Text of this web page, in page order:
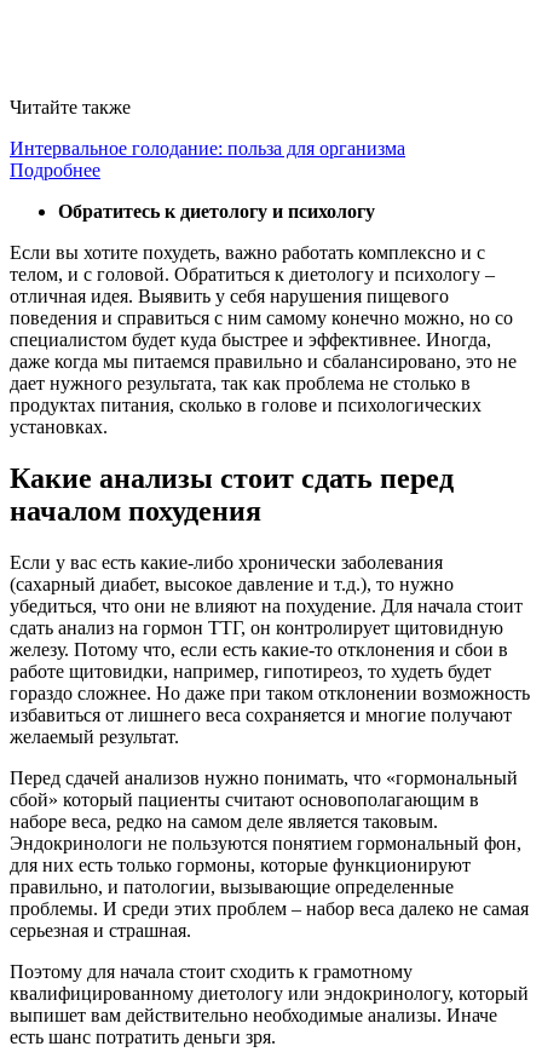
Читайте также
Интервальное голодание: польза для организма
Подробнее
Обратитесь к диетологу и психологу
Если вы хотите похудеть, важно работать комплексно и с
телом, и с головой. Обратиться к диетологу и психологу –
отличная идея. Выявить у себя нарушения пищевого
поведения и справиться с ним самому конечно можно, но со
специалистом будет куда быстрее и эффективнее. Иногда,
даже когда мы питаемся правильно и сбалансировано, это не
дает нужного результата, так как проблема не столько в
продуктах питания, сколько в голове и психологических
установках.
Какие анализы стоит сдать перед
началом похудения
Если у вас есть какие-либо хронически заболевания
(сахарный диабет, высокое давление и т.д.), то нужно
убедиться, что они не влияют на похудение. Для начала стоит
сдать анализ на гормон ТТГ, он контролирует щитовидную
железу. Потому что, если есть какие-то отклонения и сбои в
работе щитовидки, например, гипотиреоз, то худеть будет
гораздо сложнее. Но даже при таком отклонении возможность
избавиться от лишнего веса сохраняется и многие получают
желаемый результат.
Перед сдачей анализов нужно понимать, что «гормональный
сбой» который пациенты считают основополагающим в
наборе веса, редко на самом деле является таковым.
Эндокринологи не пользуются понятием гормональный фон,
для них есть только гормоны, которые функционируют
правильно, и патологии, вызывающие определенные
проблемы. И среди этих проблем – набор веса далеко не самая
серьезная и страшная.
Поэтому для начала стоит сходить к грамотному
квалифицированному диетологу или эндокринологу, который
выпишет вам действительно необходимые анализы. Иначе
есть шанс потратить деньги зря.